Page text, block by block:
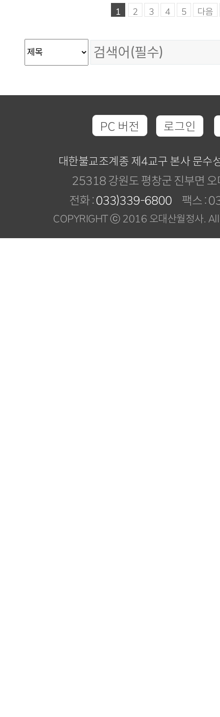
1 2 3 4 5 다음
PC 버전 로그인
대한불교조계종 제4교구 본사 문수
25318 강원도 평창군 진부면
전화 :033)339-6800 팩스 :
COPYRIGHT ⓒ 2016 오대산월정사.